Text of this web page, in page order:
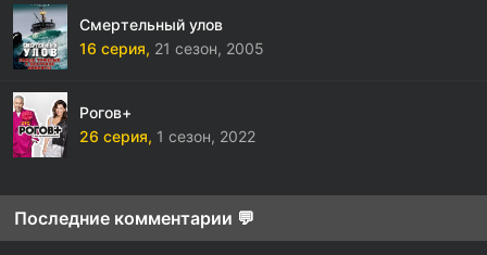
Смертельный улов
16 серия, 21 сезон, 2005
Рогов+
26 серия, 1 сезон, 2022
Последние комментарии 💬